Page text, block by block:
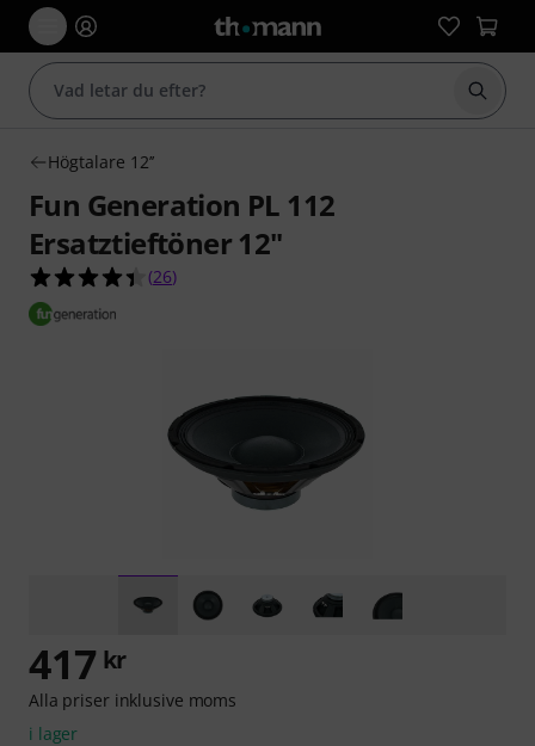
Börja
Högtalare 12’’
Fun Generation PL 112
Ersatztieftöner 12"
4.4 av 5 stjärnor från 26 kundbetyg
(26)
417 kr
Alla priser inklusive moms
i lager